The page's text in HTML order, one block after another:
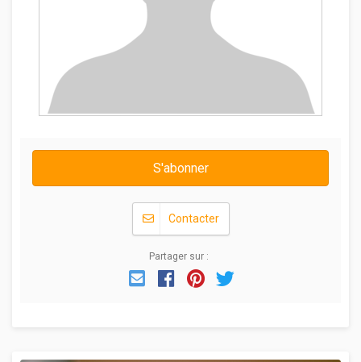
S'abonner
Contacter
Partager sur :
EmailFacebook
Pinterest